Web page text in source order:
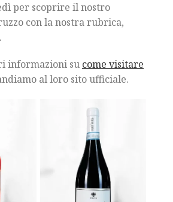
per scoprire il nostro
con la nostra rubrica,
.
informazioni su come visitare
al loro sito ufficiale.